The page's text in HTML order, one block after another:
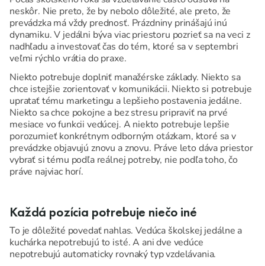
neskôr. Nie preto, že by nebolo dôležité, ale preto, že
prevádzka má vždy prednosť. Prázdniny prinášajú inú
dynamiku. V jedálni býva viac priestoru pozrieť sa na veci z
nadhľadu a investovať čas do tém, ktoré sa v septembri
veľmi rýchlo vrátia do praxe.
Niekto potrebuje doplniť manažérske základy. Niekto sa
chce istejšie zorientovať v komunikácii. Niekto si potrebuje
upratať tému marketingu a lepšieho postavenia jedálne.
Niekto sa chce pokojne a bez stresu pripraviť na prvé
mesiace vo funkcii vedúcej. A niekto potrebuje lepšie
porozumieť konkrétnym odborným otázkam, ktoré sa v
prevádzke objavujú znovu a znovu. Práve leto dáva priestor
vybrať si tému podľa reálnej potreby, nie podľa toho, čo
práve najviac horí.
Každá pozícia potrebuje niečo iné
To je dôležité povedať nahlas. Vedúca školskej jedálne a
kuchárka nepotrebujú to isté. A ani dve vedúce
nepotrebujú automaticky rovnaký typ vzdelávania.